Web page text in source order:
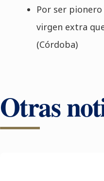
Por ser
virgen extra
(Córdoba)
Otras